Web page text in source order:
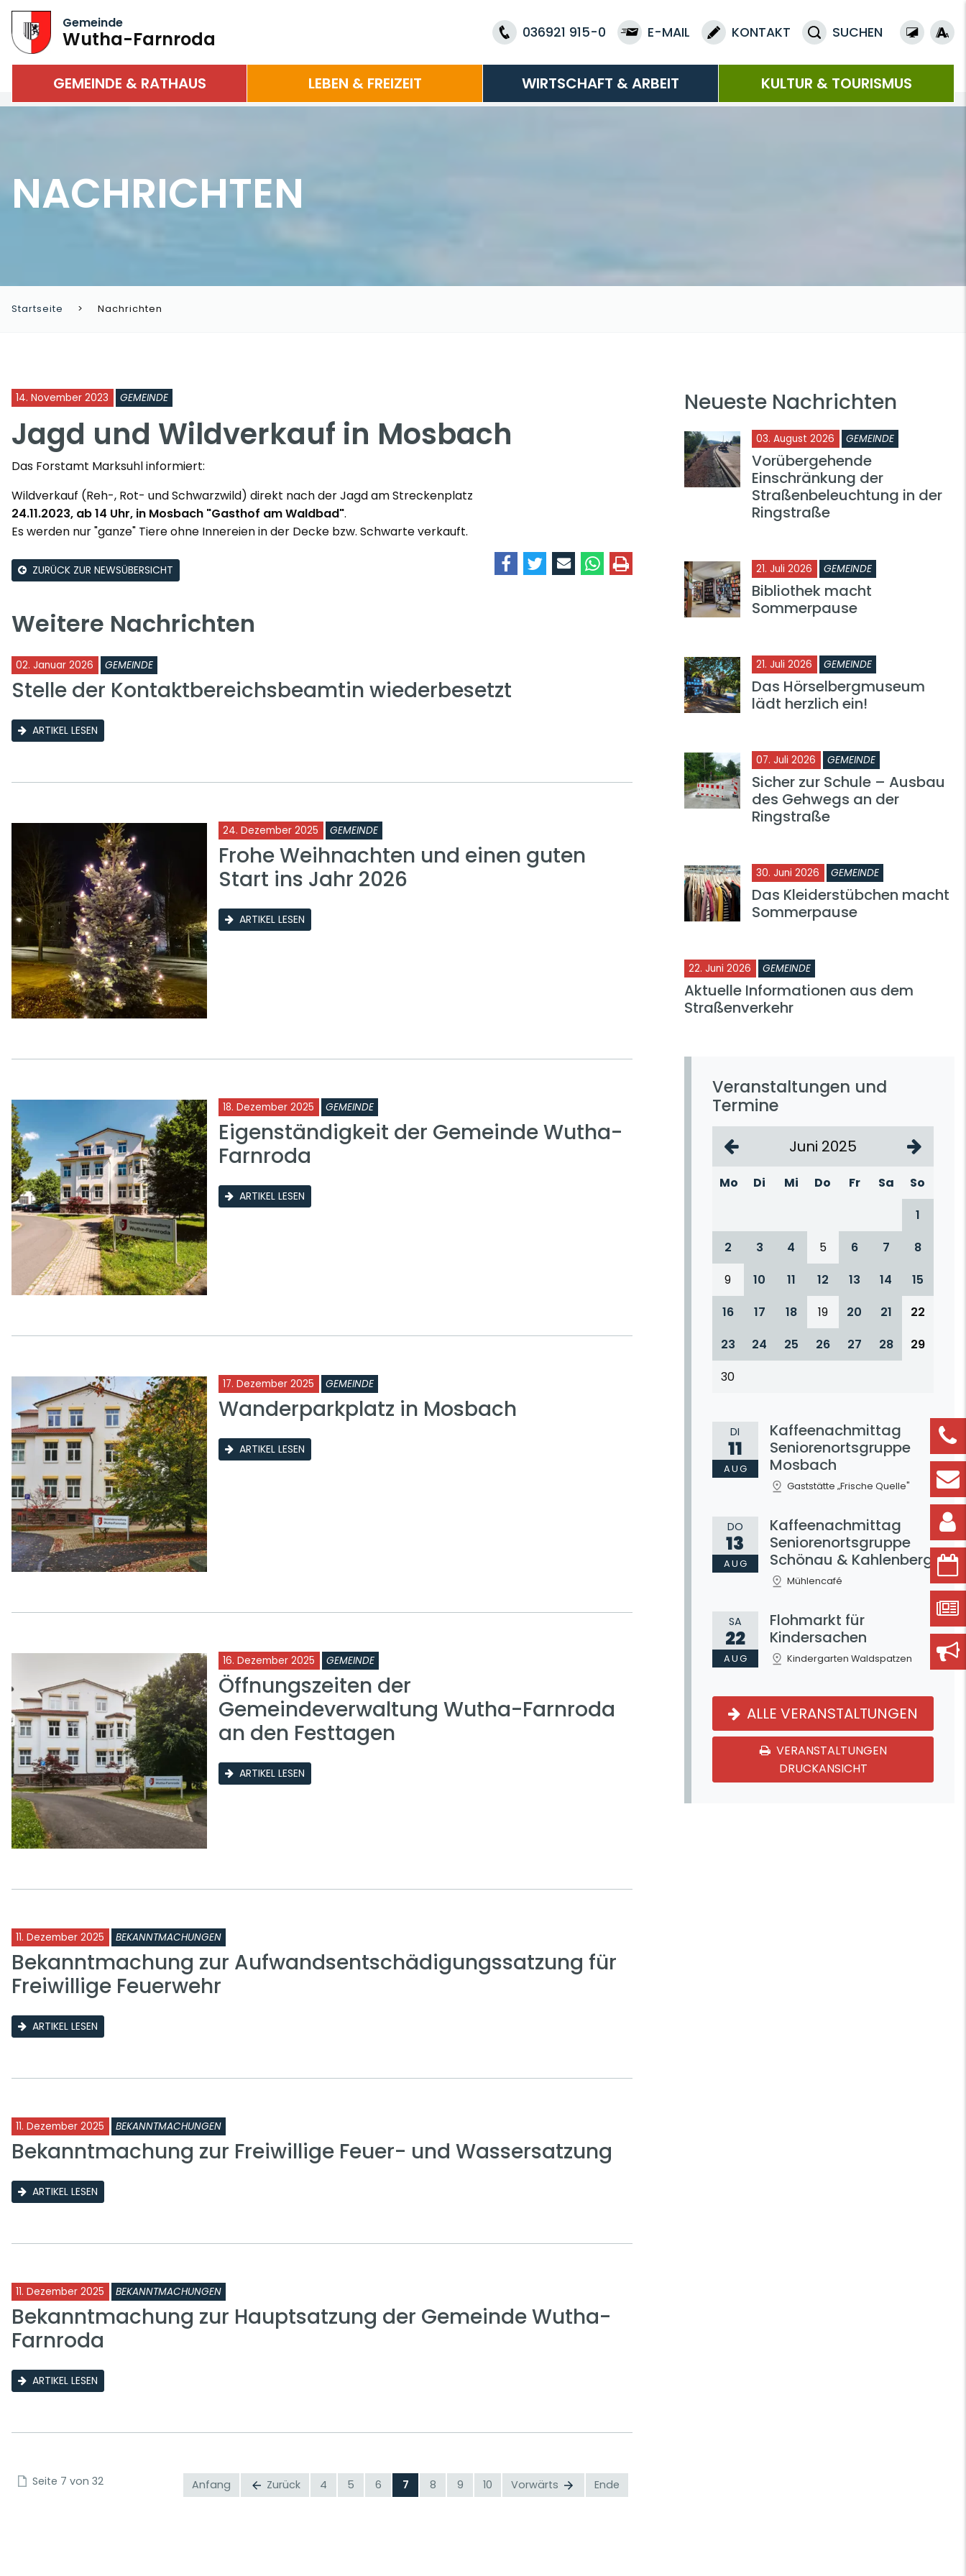
Gemeinde
Wutha-Farnroda 036921 915-0 E-MAIL KONTAKT SUCHEN
GEMEINDE & RATHAUS LEBEN & FREIZEIT WIRTSCHAFT & ARBEIT KULTUR & TOURISMUS
NACHRICHTEN
Startseite Nachrichten
14. November 2023 GEMEINDE
Jagd und Wildverkauf in Mosbach
Das Forstamt Marksuhl informiert:
Wildverkauf (Reh-, Rot- und Schwarzwild) direkt nach der Jagd am Streckenplatz
24.11.2023, ab 14 Uhr, in Mosbach "Gasthof am Waldbad".
Es werden nur "ganze" Tiere ohne Innereien in der Decke bzw. Schwarte verkauft.
ZURÜCK ZUR NEWSÜBERSICHT
Weitere Nachrichten
02. Januar 2026 GEMEINDE
Stelle der Kontaktbereichsbeamtin wiederbesetzt
ARTIKEL LESEN
24. Dezember 2025 GEMEINDE
Frohe Weihnachten und einen guten
Start ins Jahr 2026
ARTIKEL LESEN
18. Dezember 2025 GEMEINDE
Eigenständigkeit der Gemeinde Wutha-
Farnroda
ARTIKEL LESEN
17. Dezember 2025 GEMEINDE
Wanderparkplatz in Mosbach
ARTIKEL LESEN
16. Dezember 2025 GEMEINDE
Öffnungszeiten der
Gemeindeverwaltung Wutha-Farnroda
an den Festtagen
ARTIKEL LESEN
11. Dezember 2025 BEKANNTMACHUNGEN
Bekanntmachung zur Aufwandsentschädigungssatzung für
Freiwillige Feuerwehr
ARTIKEL LESEN
11. Dezember 2025 BEKANNTMACHUNGEN
Bekanntmachung zur Freiwillige Feuer- und Wassersatzung
ARTIKEL LESEN
11. Dezember 2025 BEKANNTMACHUNGEN
Bekanntmachung zur Hauptsatzung der Gemeinde Wutha-
Farnroda
ARTIKEL LESEN
Seite 7 von 32 Anfang Zurück 4 5 6 7 8 9 10 Vorwärts Ende
Neueste Nachrichten
03. August 2026 GEMEINDE
Vorübergehende
Einschränkung der
Straßenbeleuchtung in der
Ringstraße
21. Juli 2026 GEMEINDE
Bibliothek macht
Sommerpause
21. Juli 2026 GEMEINDE
Das Hörselbergmuseum
lädt herzlich ein!
07. Juli 2026 GEMEINDE
Sicher zur Schule – Ausbau
des Gehwegs an der
Ringstraße
30. Juni 2026 GEMEINDE
Das Kleiderstübchen macht
Sommerpause
22. Juni 2026 GEMEINDE
Aktuelle Informationen aus dem
Straßenverkehr
Veranstaltungen und
Termine
Juni 2025
Mo Di Mi Do Fr Sa
So
1
2
3 4 5 6 7
8
9
10 11 12 13 14
15
16
17 18 19 20 21
22
23
24 25 26 27 28
29
30
DI
11
AUG
Kaffeenachmittag
Seniorenortsgruppe
Mosbach
Gaststätte „Frische Quelle"
DO
13
AUG
Kaffeenachmittag
Seniorenortsgruppe
Schönau & Kahlenberg
Mühlencafé
SA
22
AUG
Flohmarkt für
Kindersachen
Kindergarten Waldspatzen
ALLE VERANSTALTUNGEN
VERANSTALTUNGEN
DRUCKANSICHT